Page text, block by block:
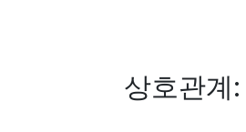
상호관계: